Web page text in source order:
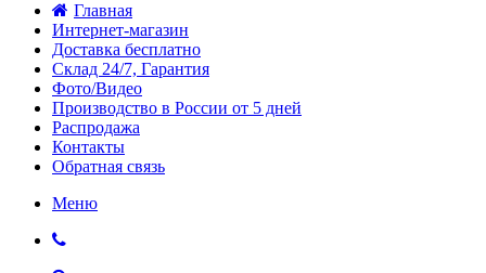
Главная
Интернет-магазин
Доставка бесплатно
Склад 24/7, Гарантия
Фото/Видео
Производство в России от 5 дней
Распродажа
Контакты
Обратная связь
Меню